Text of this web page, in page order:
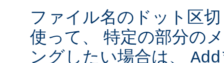
ファイル名のドット区
使って、 特定の部分の
ングしたい場合は、